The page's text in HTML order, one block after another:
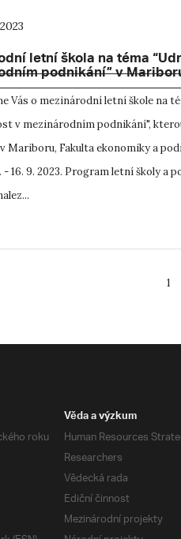
letní škola na téma
podnikání” v
Vás o mezinárodní letní škole na
v mezinárodním podnikání",
Mariboru, Fakulta ekonomiky a
- 16. 9. 2023. Program letní školy a
1
roku
Věda a výzkum
Human Resources
Researchers
Vědecká rada
Ediční činnost
Mezinárodní projekty